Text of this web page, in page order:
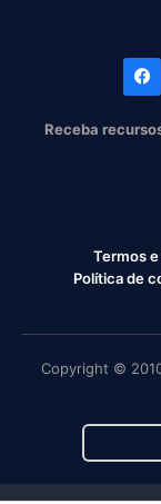
Receba
Termos
Política de
Copyright ©